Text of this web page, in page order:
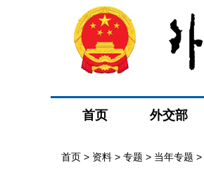
首页 外交部
首页 > 资料 > 专题 > 当年专题 >